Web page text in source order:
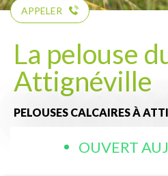
APPELER
La pelouse
Attignéville
PELOUSES CALCAIRESÀ
OUVERT